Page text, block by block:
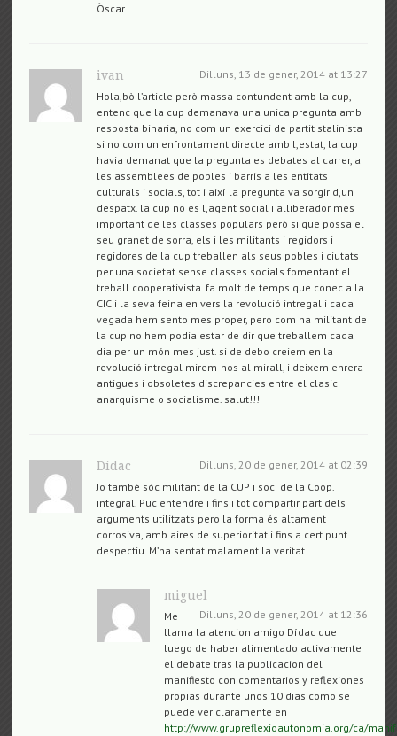
Òscar
ivan
Dilluns, 13 de gener, 2014 at 13:27
Hola,bò l’article però massa contundent amb la cup,
entenc que la cup demanava una unica pregunta amb
resposta binaria, no com un exercici de partit stalinista
si no com un enfrontament directe amb l,estat, la cup
havia demanat que la pregunta es debates al carrer, a
les assemblees de pobles i barris a les entitats
culturals i socials, tot i així la pregunta va sorgir d,un
despatx. la cup no es l,agent social i alliberador mes
important de les classes populars però si que possa el
seu granet de sorra, els i les militants i regidors i
regidores de la cup treballen als seus pobles i ciutats
per una societat sense classes socials fomentant el
treball cooperativista. fa molt de temps que conec a la
CIC i la seva feina en vers la revolució intregal i cada
vegada hem sento mes proper, pero com ha militant de
la cup no hem podia estar de dir que treballem cada
dia per un món mes just. si de debo creiem en la
revolució intregal mirem-nos al mirall, i deixem enrera
antigues i obsoletes discrepancies entre el clasic
anarquisme o socialisme. salut!!!
Dídac
Dilluns, 20 de gener, 2014 at 02:39
Jo també sóc militant de la CUP i soci de la Coop.
integral. Puc entendre i fins i tot compartir part dels
arguments utilitzats pero la forma és altament
corrosiva, amb aires de superioritat i fins a cert punt
despectiu. M’ha sentat malament la veritat!
miguel
Dilluns, 20 de gener, 2014 at 12:36
Me
llama la atencion amigo Dídac que
luego de haber alimentado activamente
el debate tras la publicacion del
manifiesto con comentarios y reflexiones
propias durante unos 10 dias como se
puede ver claramente en
http://www.grupreflexioautonomia.org/ca/